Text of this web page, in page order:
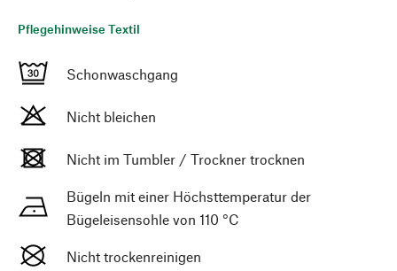
Pflegehinweise Textil
Schonwaschgang
Nicht bleichen
Nicht im Tumbler / Trockner trocknen
Bügeln mit einer Höchsttemperatur der
Bügeleisensohle von 110 °C
Nicht trockenreinigen